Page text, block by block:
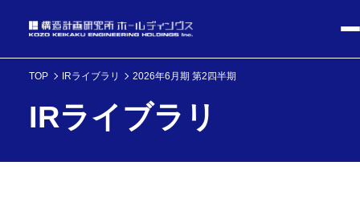
TOP IRライブラリ 2026年6月期 第2四半期
IRライブラリ